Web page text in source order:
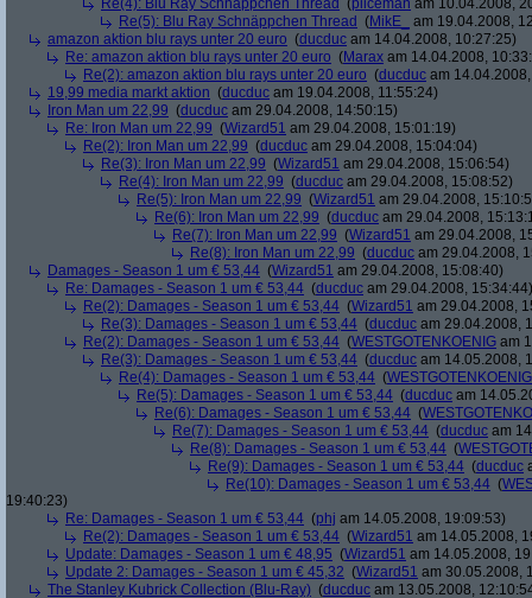
Re(4): Blu Ray Schnäppchen Thread (piiceman am 10.04.2008,
Re(5): Blu Ray Schnäppchen Thread (MikE_
am 19.04.2008,
amazon aktion blu rays unter 20 euro (ducduc am 14.04.2008, 10:27:25)
Re: amazon aktion blu rays unter 20 euro (Marax am 14.04.2008,
Re(2): amazon aktion blu rays unter 20 euro (ducduc am
19,99 media markt aktion (ducduc am 19.04.2008, 11:55:24)
Iron Man um 22,99 (ducduc am 29.04.2008, 14:50:15)
Re: Iron Man um 22,99 (Wizard51 am 29.04.2008, 15:01:19)
Re(2): Iron Man um 22,99 (ducduc am 29.04.2008, 15:04:04)
Re(3): Iron Man um 22,99 (Wizard51 am 29.04.2008, 15:06:54)
Re(4): Iron Man um 22,99 (ducduc am 29.04.2008, 15:08:52)
Re(5): Iron Man um 22,99 (Wizard51 am 29.04.2008,
Re(6): Iron Man um 22,99 (ducduc am 29.04.2008,
Re(7): Iron Man um 22,99 (Wizard51 am 29.04.2008,
Re(8): Iron Man um 22,99 (ducduc am 29.04.2008,
Damages - Season 1 um € 53,44 (Wizard51 am 29.04.2008, 15:08:40)
Re: Damages - Season 1 um € 53,44 (ducduc am 29.04.2008, 15:34:44)
Re(2): Damages - Season 1 um € 53,44 (Wizard51 am 29.04.2008,
Re(3): Damages - Season 1 um € 53,44 (ducduc am 29.04.2008,
Re(2): Damages - Season 1 um € 53,44 (WESTGOTENKOENIG am
Re(3): Damages - Season 1 um € 53,44 (ducduc am 14.05.2008,
Re(4): Damages - Season 1 um € 53,44 (WESTGOTENKOENIG
Re(5): Damages - Season 1 um € 53,44 (ducduc am
Re(6): Damages - Season 1 um € 53,44 (
Re(7): Damages - Season 1 um € 53,44 (ducduc am
Re(8): Damages - Season 1 um € 53,44 (
Re(9): Damages - Season 1 um € 53,44 (ducduc
Re(10): Damages - Season 1 um € 53,44 (
19:40:23)
Re: Damages - Season 1 um € 53,44 (phj am 14.05.2008, 19:09:53)
Re(2): Damages - Season 1 um € 53,44 (Wizard51 am 14.05.2008,
Update: Damages - Season 1 um € 48,95 (Wizard51 am 14.05.2008,
Update 2: Damages - Season 1 um € 45,32 (Wizard51 am 30.05.2008,
The Stanley Kubrick Collection (Blu-Ray) (ducduc am 13.05.2008,